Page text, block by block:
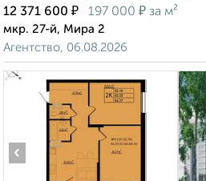
12 371 600 ₽ 197 000 ₽ за м²
мкр. 27-й, Мира 2
Агентство, 06.08.2026
‹